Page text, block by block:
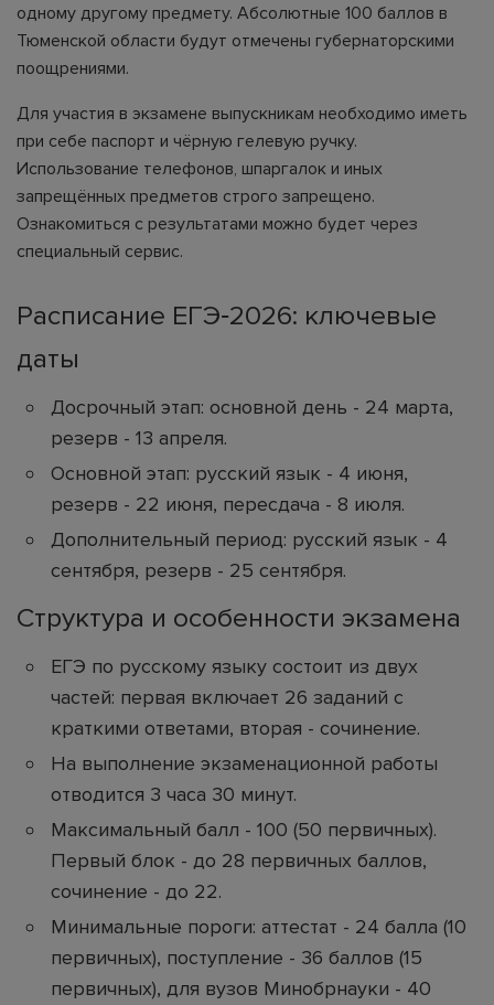
одному другому предмету. Абсолютные 100 баллов в
Тюменской области будут отмечены губернаторскими
поощрениями.
Для участия в экзамене выпускникам необходимо иметь
при себе паспорт и чёрную гелевую ручку.
Использование телефонов, шпаргалок и иных
запрещённых предметов строго запрещено.
Ознакомиться с результатами можно будет через
специальный сервис.
Расписание ЕГЭ‑2026: ключевые
даты
Досрочный этап: основной день - 24 марта,
резерв - 13 апреля.
Основной этап: русский язык - 4 июня,
резерв - 22 июня, пересдача - 8 июля.
Дополнительный период: русский язык - 4
сентября, резерв - 25 сентября.
Структура и особенности экзамена
ЕГЭ по русскому языку состоит из двух
частей: первая включает 26 заданий с
краткими ответами, вторая - сочинение.
На выполнение экзаменационной работы
отводится 3 часа 30 минут.
Максимальный балл - 100 (50 первичных).
Первый блок - до 28 первичных баллов,
сочинение - до 22.
Минимальные пороги: аттестат - 24 балла (10
первичных), поступление - 36 баллов (15
первичных), для вузов Минобрнауки - 40